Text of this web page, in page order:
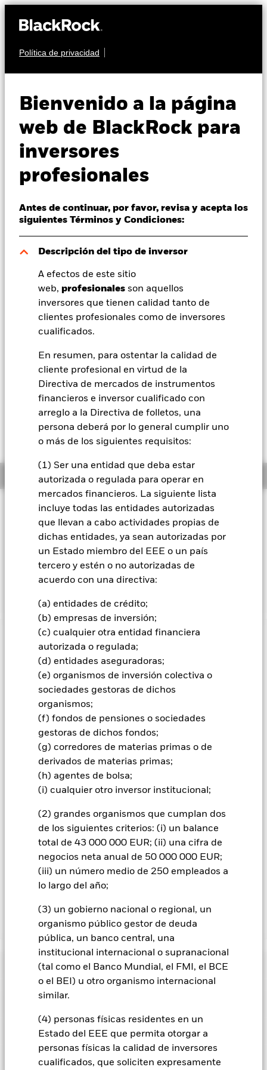
Política de privacidad
Bienvenido a la página
web de BlackRock para
inversores
profesionales
Antes de continuar, por favor, revisa y acepta los
siguientes Términos y Condiciones:
Descripción del tipo de inversor
A efectos de este sitio
web, profesionales son aquellos
inversores que tienen calidad tanto de
clientes profesionales como de inversores
cualificados.
En resumen, para ostentar la calidad de
cliente profesional en virtud de la
Directiva de mercados de instrumentos
financieros e inversor cualificado con
arreglo a la Directiva de folletos, una
persona deberá por lo general cumplir uno
o más de los siguientes requisitos:
(1) Ser una entidad que deba estar
autorizada o regulada para operar en
mercados financieros. La siguiente lista
incluye todas las entidades autorizadas
que llevan a cabo actividades propias de
dichas entidades, ya sean autorizadas por
un Estado miembro del EEE o un país
tercero y estén o no autorizadas de
acuerdo con una directiva:
(a) entidades de crédito;
(b) empresas de inversión;
(c) cualquier otra entidad financiera
autorizada o regulada;
(d) entidades aseguradoras;
(e) organismos de inversión colectiva o
sociedades gestoras de dichos
organismos;
(f) fondos de pensiones o sociedades
gestoras de dichos fondos;
(g) corredores de materias primas o de
derivados de materias primas;
(h) agentes de bolsa;
(i) cualquier otro inversor institucional;
(2) grandes organismos que cumplan dos
de los siguientes criterios: (i) un balance
total de 43 000 000 EUR; (ii) una cifra de
negocios neta anual de 50 000 000 EUR;
(iii) un número medio de 250 empleados a
lo largo del año;
(3) un gobierno nacional o regional, un
organismo público gestor de deuda
pública, un banco central, una
institucional internacional o supranacional
(tal como el Banco Mundial, el FMI, el BCE
o el BEI) u otro organismo internacional
similar.
(4) personas físicas residentes en un
Estado del EEE que permita otorgar a
personas físicas la calidad de inversores
cualificados, que soliciten expresamente
Perspectivas
Visión de mercado
Educación
Profesionales
España
Change location
BlackRock
iShares
Nuestra compañía
Europe SRI UCITS
ETF
USD 158,06
Variación del valor liquidativo a 07 ago 2026
USD 0,91 (0,58%)
Rentabilidad total medida con valor liquidativo a 06 ago 2026
10,25%
Nótese que el 3 de junio de 2024, el índice de
referencia experimentó una mejora. Si desea
consultar la carta a los accionistas, disponible en
la sección «Documentación» de esta página
web.
Información general
Filosofía de inversión
El Fondo tiene por objetivo obtener una rentabilidad de su
inversión, a través de una combinación de revalorización del
capital y rendimientos de las inversiones del Fondo, que
refleje la rentabilidad del MSCI Europe SRI Select Reduced
Fossil Fuel Index, el índice de referencia del Fondo (el
«Índice»).
de las inversiones y los ingresos derivados de ellas pueden
subir o bajar, y no están garantizados. Es posible que los
inversores no recuperen la cantidad invertida originalmente.
Todas las clases de acciones con cobertura de divisas de este
fondo utilizan derivados para cubrir el riesgo de divisas. El
uso de derivados para una clase de acciones podría conllevar
un posible riesgo de contagio (también denominado «spill-
over») a otras clases de acciones del fondo. La sociedad
gestora del fondo se asegurará de que se dispone de los
procedimientos adecuados para minimizar el riesgo de
que figura justo debajo del nombre del fondo, podrá ver un
listado de todas las clases de acciones del fondo: las clases de
acciones con cobertura de divisas se identifican mediante la
palabra «Hedged» en su nombre. Además, el listado
completo de todas las clases de acciones con cobertura de
divisas está disponible mediante solicitud a la sociedad
gestora del fondo.
Mostrar menos
iShares MSCI Europe SRI UCITS ETF
Rentabilidad
Gráfico de rendimiento
Ver gráfico completo
Rentabilidad
relacionados con la renta variable se puede ver afectado por
los movimientos diarios del mercado bursátil. Entre otros
factores que influyen están los acontecimientos políticos, las
noticias económicas, beneficios empresariales y los hechos
societarios de importancia.
Riesgo de contraparte: La insolvencia de cualquier entidad
Activos Netos
a 07 ago 2026
USD 26.044.646
Características del Fondo
Número de posiciones
Localizaciones registrados